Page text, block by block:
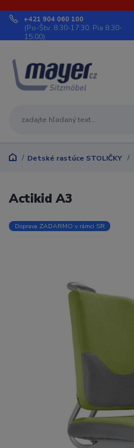
+421 904 060 100
(Po-Štv: 8:30-17:30, Pia 8:30-
15:00)
Detské rastúce STOLIČKY
Actikid A3
Doprava ZADARMO v rámci SR